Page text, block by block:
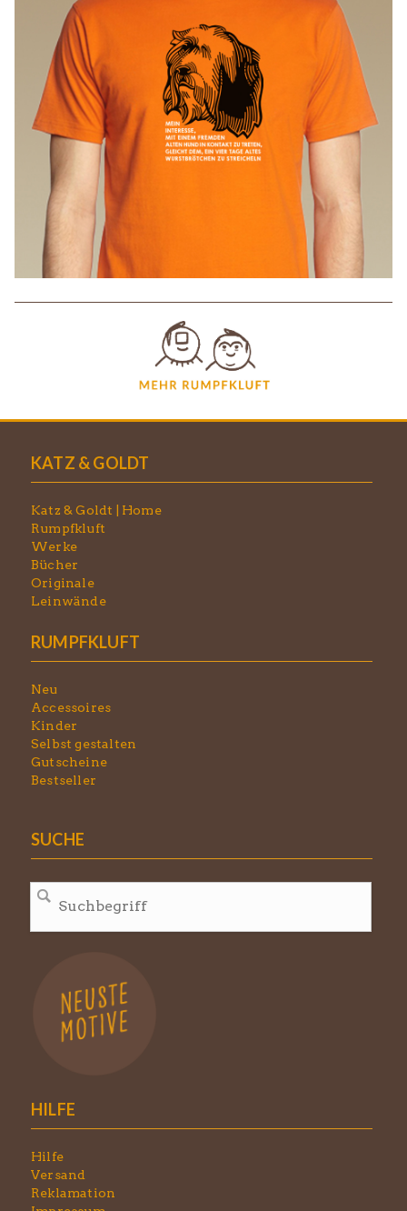
KATZ & GOLDT
Katz & Goldt | Home
Rumpfkluft
Werke
Bücher
Originale
Leinwände
RUMPFKLUFT
Neu
Accessoires
Kinder
Selbst gestalten
Gutscheine
Bestseller
SUCHE
HILFE
Hilfe
Versand
Reklamation